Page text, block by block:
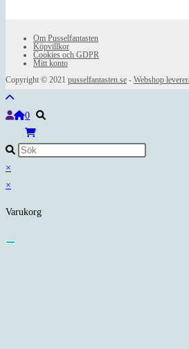
Om Pusselfantasten
Köpvillkor
Cookies och GDPR
Mitt konto
Copyright © 2021 pusselfantasten.se - Webshop
0
×
×
Varukorg